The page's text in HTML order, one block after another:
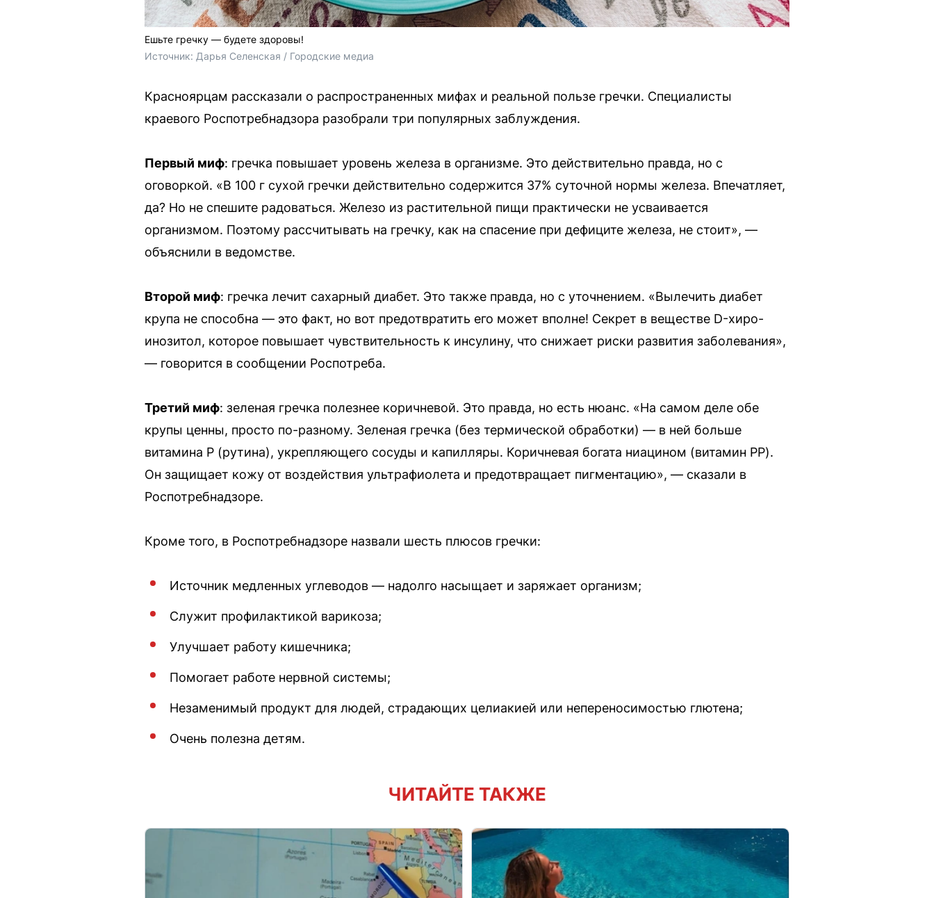
Ешьте гречку — будете здоровы!
Источник: Дарья Селенская / Городские медиа
Красноярцам рассказали о распространенных мифах и реальной пользе гречки. Специалисты
краевого Роспотребнадзора разобрали три популярных заблуждения.
Первый миф: гречка повышает уровень железа в организме. Это действительно правда, но с
оговоркой. «В 100 г сухой гречки действительно содержится 37% суточной нормы железа. Впечатляет,
да? Но не спешите радоваться. Железо из растительной пищи практически не усваивается
организмом. Поэтому рассчитывать на гречку, как на спасение при дефиците железа, не стоит», —
объяснили в ведомстве.
Второй миф: гречка лечит сахарный диабет. Это также правда, но с уточнением. «Вылечить диабет
крупа не способна — это факт, но вот предотвратить его может вполне! Секрет в веществе D-хиро-
инозитол, которое повышает чувствительность к инсулину, что снижает риски развития заболевания»,
— говорится в сообщении Роспотреба.
Третий миф: зеленая гречка полезнее коричневой. Это правда, но есть нюанс. «На самом деле обе
крупы ценны, просто по-разному. Зеленая гречка (без термической обработки) — в ней больше
витамина Р (рутина), укрепляющего сосуды и капилляры. Коричневая богата ниацином (витамин PP).
Он защищает кожу от воздействия ультрафиолета и предотвращает пигментацию», — сказали в
Роспотребнадзоре.
Кроме того, в Роспотребнадзоре назвали шесть плюсов гречки:
Источник медленных углеводов — надолго насыщает и заряжает организм;
Служит профилактикой варикоза;
Улучшает работу кишечника;
Помогает работе нервной системы;
Незаменимый продукт для людей, страдающих целиакией или непереносимостью глютена;
Очень полезна детям.
ЧИТАЙТЕ ТАКЖЕ